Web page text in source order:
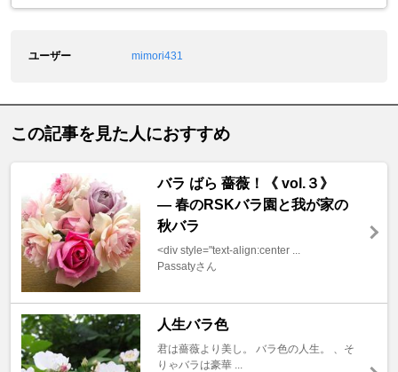
ユーザー mimori431
この記事を見た人におすすめ
バラ ばら 薔薇！《 vol.３》
― 春のRSKバラ園と我が家の
秋バラ
<div style="text-align:center ...
Passatyさん
人生バラ色
君は薔薇より美し。 バラ色の人生。 、そ
りゃバラは豪華 ...